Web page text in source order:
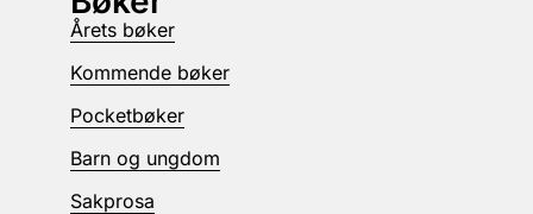
Årets bøker
Kommende bøker
Pocketbøker
Barn og ungdom
Sakprosa